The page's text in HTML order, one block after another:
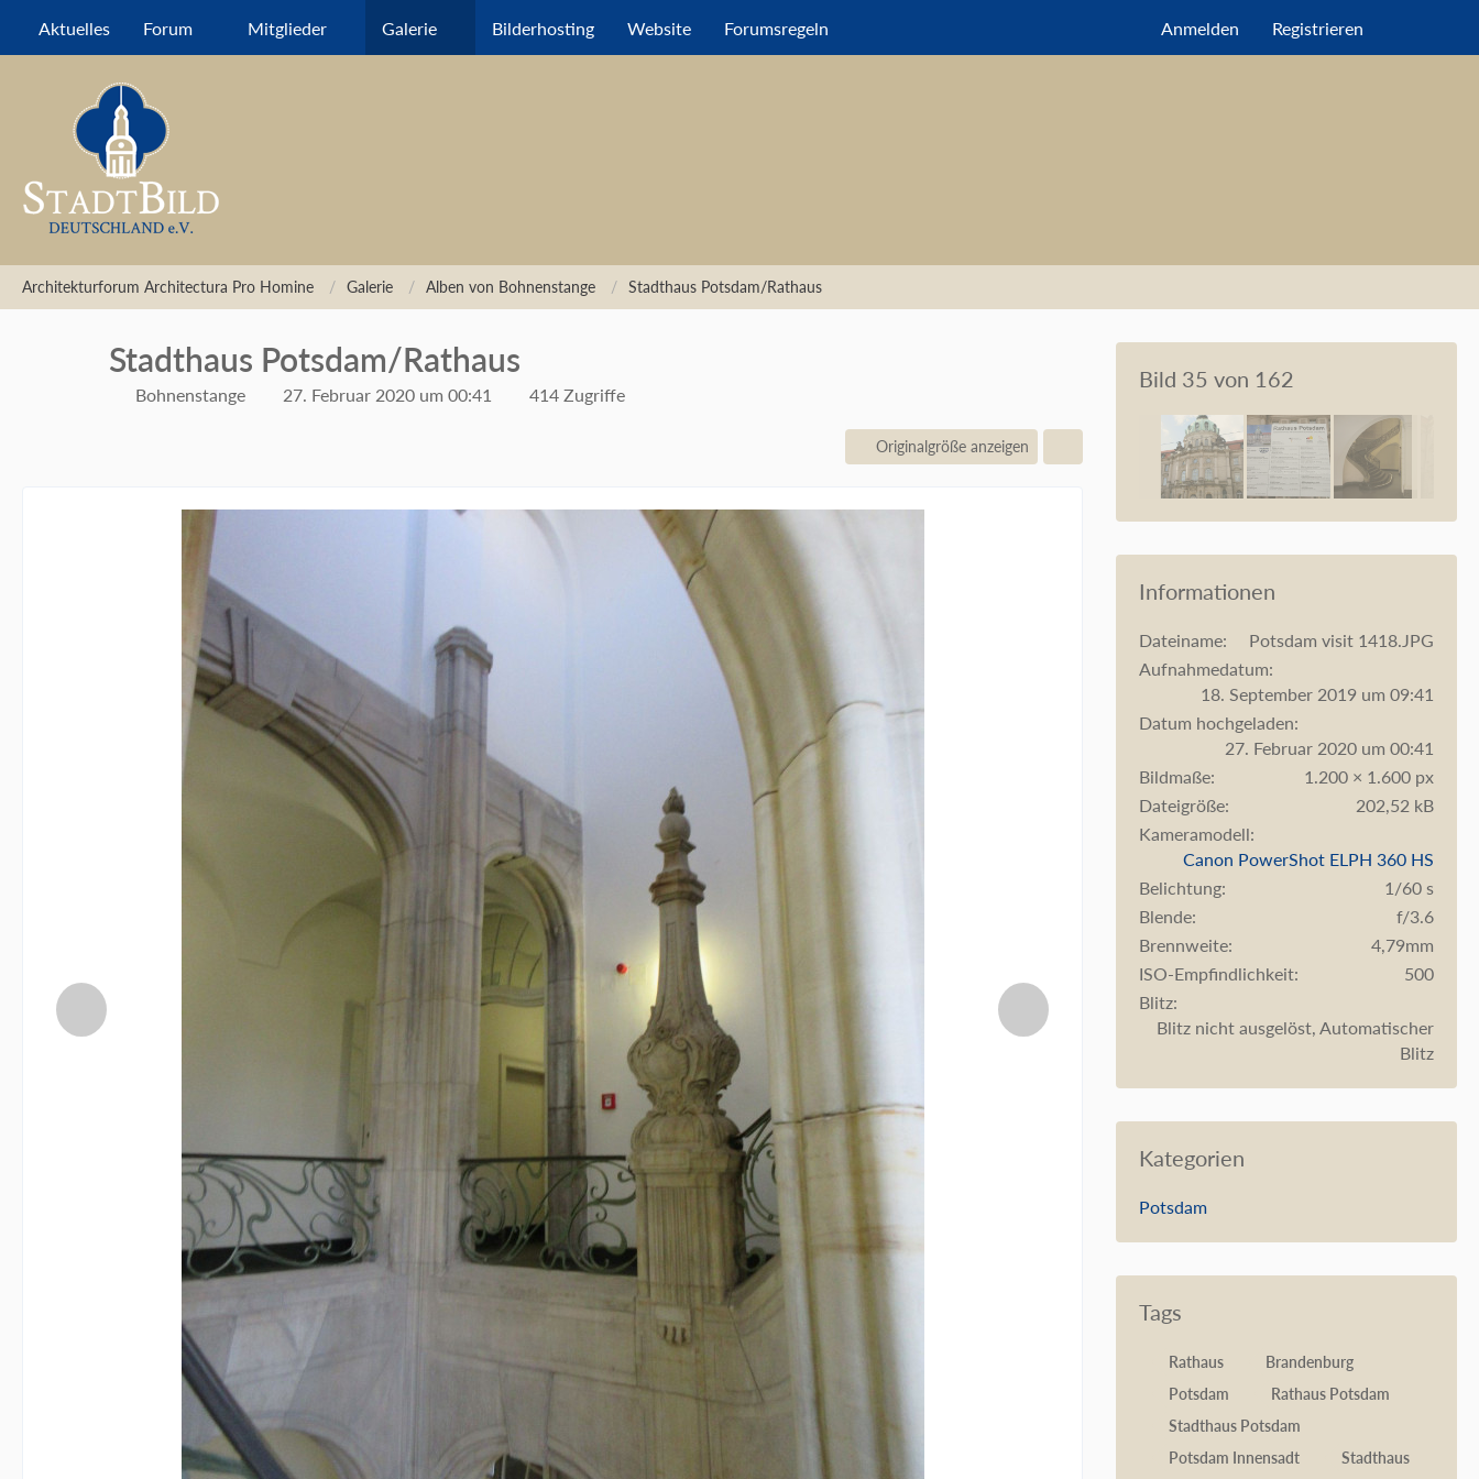
Aktuelles Forum Mitglieder Galerie Bilderhosting Website Forumsregeln Anmelden Registrieren
Architekturforum Architectura Pro Homine Galerie Alben von Bohnenstange Stadthaus Potsdam/Rathaus
Stadthaus Potsdam/Rathaus
Bohnenstange 27. Februar 2020 um 00:41 414 Zugriffe
Originalgröße anzeigen
Bild 35 von 162
Informationen
Dateiname
Potsdam visit 1418.JPG
Aufnahmedatum
18. September 2019 um 09:41
Datum hochgeladen
27. Februar 2020 um 00:41
Bildmaße
1.200 × 1.600 px
Dateigröße
202,52 kB
Kameramodell
Canon PowerShot ELPH 360 HS
Belichtung
1/60 s
Blende
f/3.6
Brennweite
4,79mm
ISO-Empfindlichkeit
500
Blitz
Blitz nicht ausgelöst, Automatischer
Blitz
Kategorien
Potsdam
Tags
Rathaus
Brandenburg
Potsdam
Rathaus Potsdam
Stadthaus Potsdam
Potsdam Innensadt
Stadthaus